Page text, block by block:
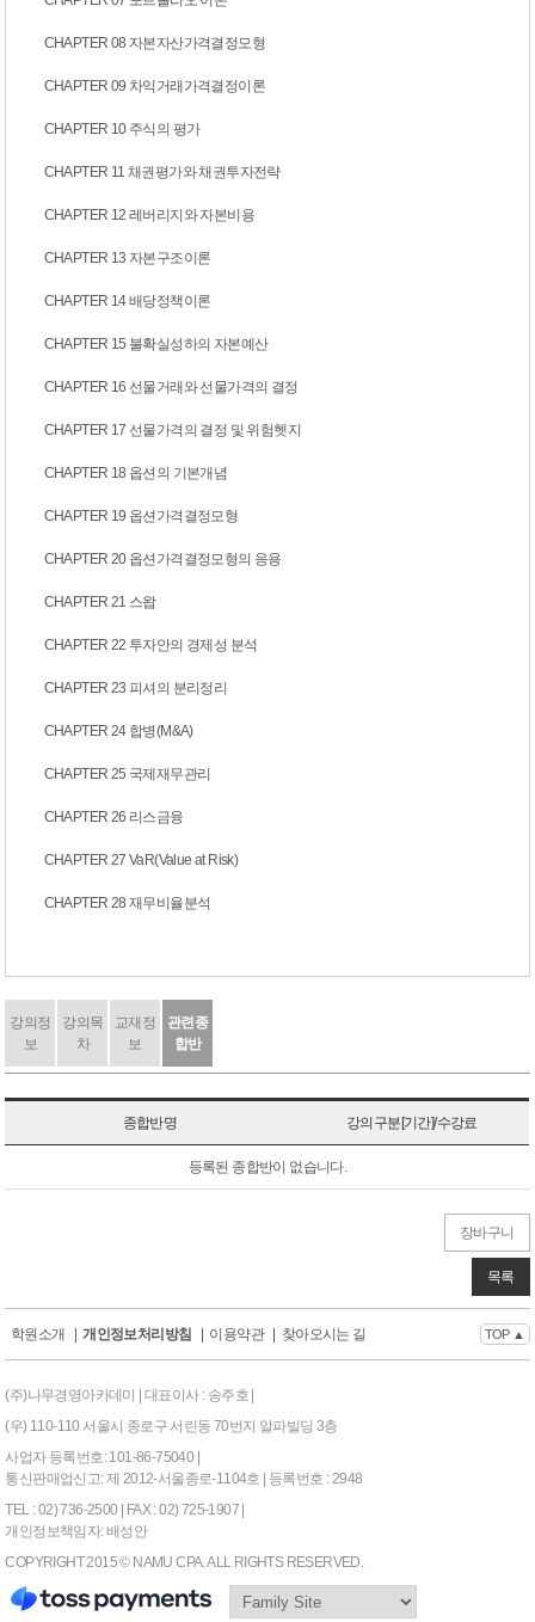
CHAPTER 08 자본자산가격결정모형
CHAPTER 09 차익거래가격결정이론
CHAPTER 10 주식의 평가
CHAPTER 11 채권평가와 채권투자전략
CHAPTER 12 레버리지와 자본비용
CHAPTER 13 자본구조이론
CHAPTER 14 배당정책이론
CHAPTER 15 불확실성하의 자본예산
CHAPTER 16 선물거래와 선물가격의 결정
CHAPTER 17 선물가격의 결정 및 위험헷지
CHAPTER 18 옵션의 기본개념
CHAPTER 19 옵션가격결정모형
CHAPTER 20 옵션가격결정모형의 응용
CHAPTER 21 스왑
CHAPTER 22 투자안의 경제성 분석
CHAPTER 23 피셔의 분리정리
CHAPTER 24 합병(M&A)
CHAPTER 25 국제재무관리
CHAPTER 26 리스금융
CHAPTER 27 VaR(Value at Risk)
CHAPTER 28 재무비율분석
강의정
보
강의목
차
교재정
보
관련종
합반
종합반명 강의구분[기간]/수강료
등록된 종합반이 없습니다.
장바구니
목록
학원소개 개인정보처리방침 이용약관 찾아오시는 길 TOP ▲
(주)나무경영아카데미 | 대표이사 : 송주호 |
(우) 110-110 서울시 종로구 서린동 70번지 알파빌딩 3층
사업자 등록번호: 101-86-75040 |
통신판매업신고: 제 2012-서울종로-1104호 | 등록번호 : 2948
TEL : 02) 736-2500 | FAX : 02) 725-1907 |
개인정보책임자: 배성안
COPYRIGHT 2015 © NAMU CPA. ALL RIGHTS RESERVED.169|End Timer : 0.203125